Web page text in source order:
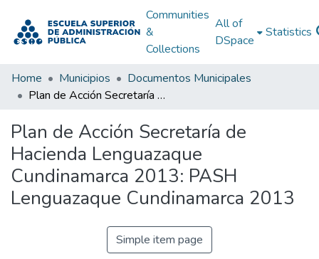
Communities
&
Collections
All of
DSpace
Statistics
Home Municipios
Documentos Municipales
Plan de Acción Secretaría de Hacienda Lenguazaque Cundinamarca 2013: PASH Lenguazaque Cundinamarca 2013
Plan de Acción Secretaría de
Hacienda Lenguazaque
Cundinamarca 2013: PASH
Lenguazaque Cundinamarca 2013
Simple item page